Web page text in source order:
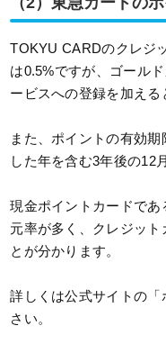
TOKYU CARDのクレジ
は0.5%ですが、ゴール
ービスへの登録を加える
また、ポイントの有効
した年を含む3年後の12
現金ポイントカードで
元率が多く、クレジット
とが分かります。
詳しくは公式サイトの
さい。